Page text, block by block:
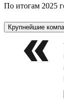
По итогам 2025
Крупнейшие